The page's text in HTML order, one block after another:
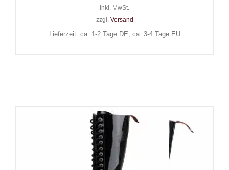
Inkl. MwSt.
zzgl. Versand
Lieferzeit: ca. 1-2 Tage DE, ca. 3-4 Tage EU